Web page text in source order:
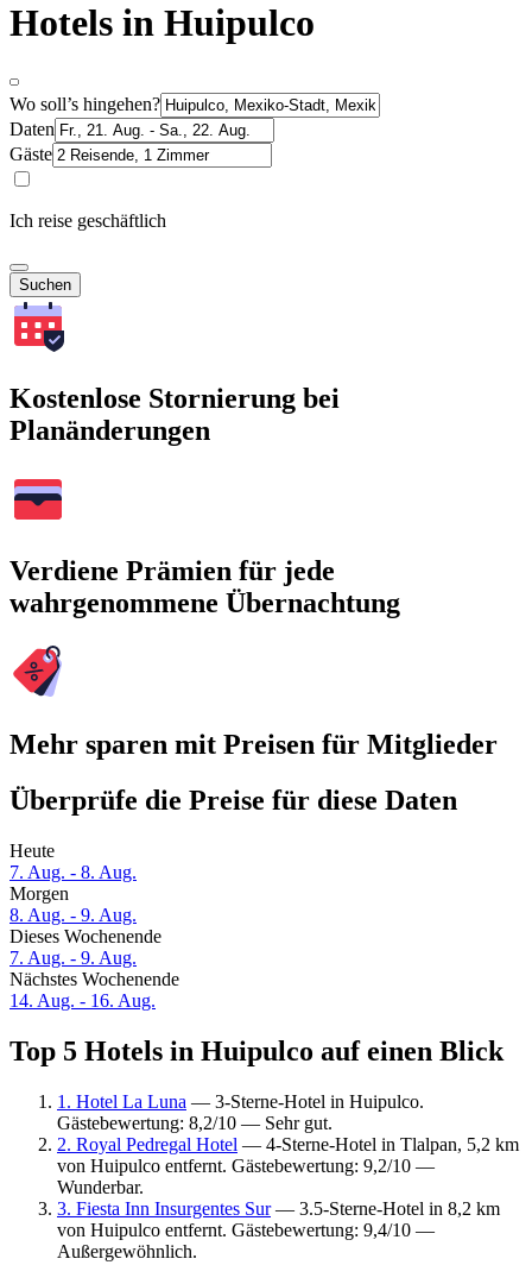
Hotels in Huipulco
Wo soll’s hingehen?
Daten
Gäste
Ich reise geschäftlich
Suchen
Kostenlose Stornierung bei
Planänderungen
Verdiene Prämien für jede
wahrgenommene Übernachtung
Mehr sparen mit Preisen für Mitglieder
Überprüfe die Preise für diese Daten
Heute
7. Aug. - 8. Aug.
Morgen
8. Aug. - 9. Aug.
Dieses Wochenende
7. Aug. - 9. Aug.
Nächstes Wochenende
14. Aug. - 16. Aug.
Top 5 Hotels in Huipulco auf einen Blick
1. Hotel La Luna — 3-Sterne-Hotel in Huipulco.
Gästebewertung: 8,2/10 — Sehr gut.
2. Royal Pedregal Hotel — 4-Sterne-Hotel in Tlalpan, 5,2 km
von Huipulco entfernt. Gästebewertung: 9,2/10 —
Wunderbar.
3. Fiesta Inn Insurgentes Sur— 3.5-Sterne-Hotel in 8,2 km
von Huipulco entfernt. Gästebewertung: 9,4/10 —
Außergewöhnlich.